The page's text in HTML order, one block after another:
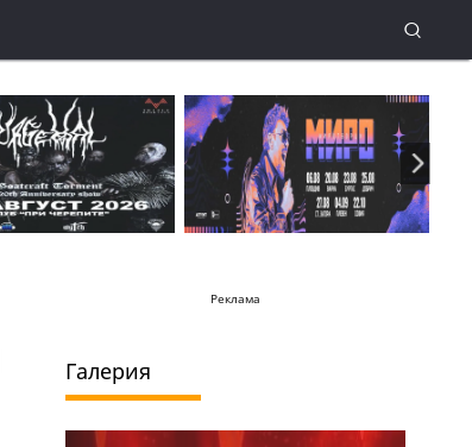
Реклама
Галерия